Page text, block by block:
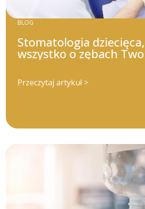
BLOG
Stomatologia
wszystko o zębach
Przeczytaj artykuł >